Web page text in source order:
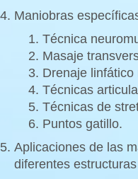
Maniobras
Técnica
Masaje
Drenaje linfático
Técnicas
Técnicas de
Puntos gatillo.
Aplicaciones de las
diferentes